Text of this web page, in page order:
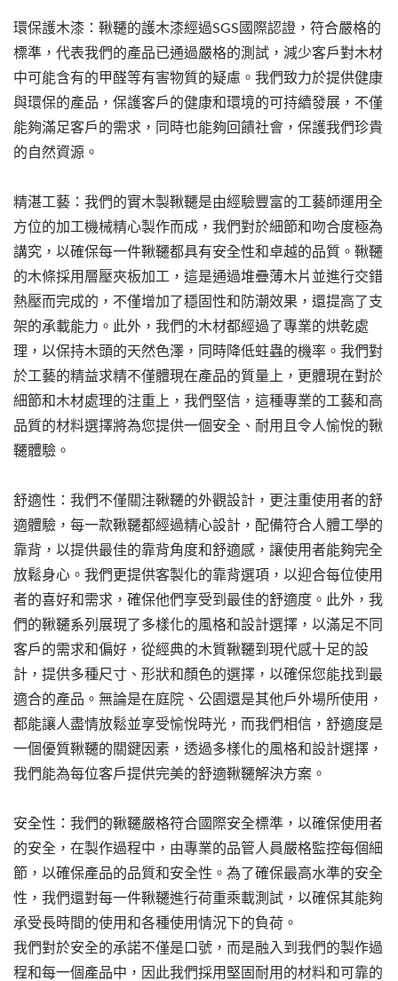
環保護木漆：鞦韆的護木漆經過SGS國際認證，符合嚴格的
標準，代表我們的產品已通過嚴格的測試，減少客戶對木材
中可能含有的甲醛等有害物質的疑慮。我們致力於提供健康
與環保的產品，保護客戶的健康和環境的可持續發展，不僅
能夠滿足客戶的需求，同時也能夠回饋社會，保護我們珍貴
的自然資源。
精湛工藝：我們的實木製鞦韆是由經驗豐富的工藝師運用全
方位的加工機械精心製作而成，我們對於細節和吻合度極為
講究，以確保每一件鞦韆都具有安全性和卓越的品質。鞦韆
的木條採用層壓夾板加工，這是通過堆疊薄木片並進行交錯
熱壓而完成的，不僅增加了穩固性和防潮效果，還提高了支
架的承載能力。此外，我們的木材都經過了專業的烘乾處
理，以保持木頭的天然色澤，同時降低蛀蟲的機率。我們對
於工藝的精益求精不僅體現在產品的質量上，更體現在對於
細節和木材處理的注重上，我們堅信，這種專業的工藝和高
品質的材料選擇將為您提供一個安全、耐用且令人愉悅的鞦
韆體驗。
舒適性：我們不僅關注鞦韆的外觀設計，更注重使用者的舒
適體驗，每一款鞦韆都經過精心設計，配備符合人體工學的
靠背，以提供最佳的靠背角度和舒適感，讓使用者能夠完全
放鬆身心。我們更提供客製化的靠背選項，以迎合每位使用
者的喜好和需求，確保他們享受到最佳的舒適度。此外，我
們的鞦韆系列展現了多樣化的風格和設計選擇，以滿足不同
客戶的需求和偏好，從經典的木質鞦韆到現代感十足的設
計，提供多種尺寸、形狀和顏色的選擇，以確保您能找到最
適合的產品。無論是在庭院、公園還是其他戶外場所使用，
都能讓人盡情放鬆並享受愉悅時光，而我們相信，舒適度是
一個優質鞦韆的關鍵因素，透過多樣化的風格和設計選擇，
我們能為每位客戶提供完美的舒適鞦韆解決方案。
安全性：我們的鞦韆嚴格符合國際安全標準，以確保使用者
的安全，在製作過程中，由專業的品管人員嚴格監控每個細
節，以確保產品的品質和安全性。為了確保最高水準的安全
性，我們還對每一件鞦韆進行荷重乘載測試，以確保其能夠
承受長時間的使用和各種使用情況下的負荷。
我們對於安全的承諾不僅是口號，而是融入到我們的製作過
程和每一個產品中，因此我們採用堅固耐用的材料和可靠的